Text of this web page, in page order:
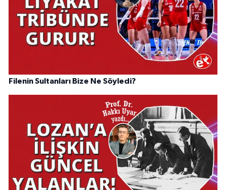
Filenin Sultanları Bize Ne Söyledi?